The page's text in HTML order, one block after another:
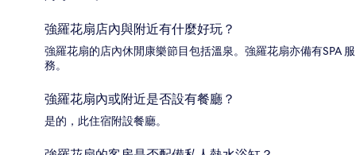
強羅花扇店內與附近有什麼好玩？
強羅花扇的店內休閒康樂節目包括溫泉。強羅花扇亦備有SPA 服
務。
強羅花扇內或附近是否設有餐廳？
是的，此住宿附設餐廳。